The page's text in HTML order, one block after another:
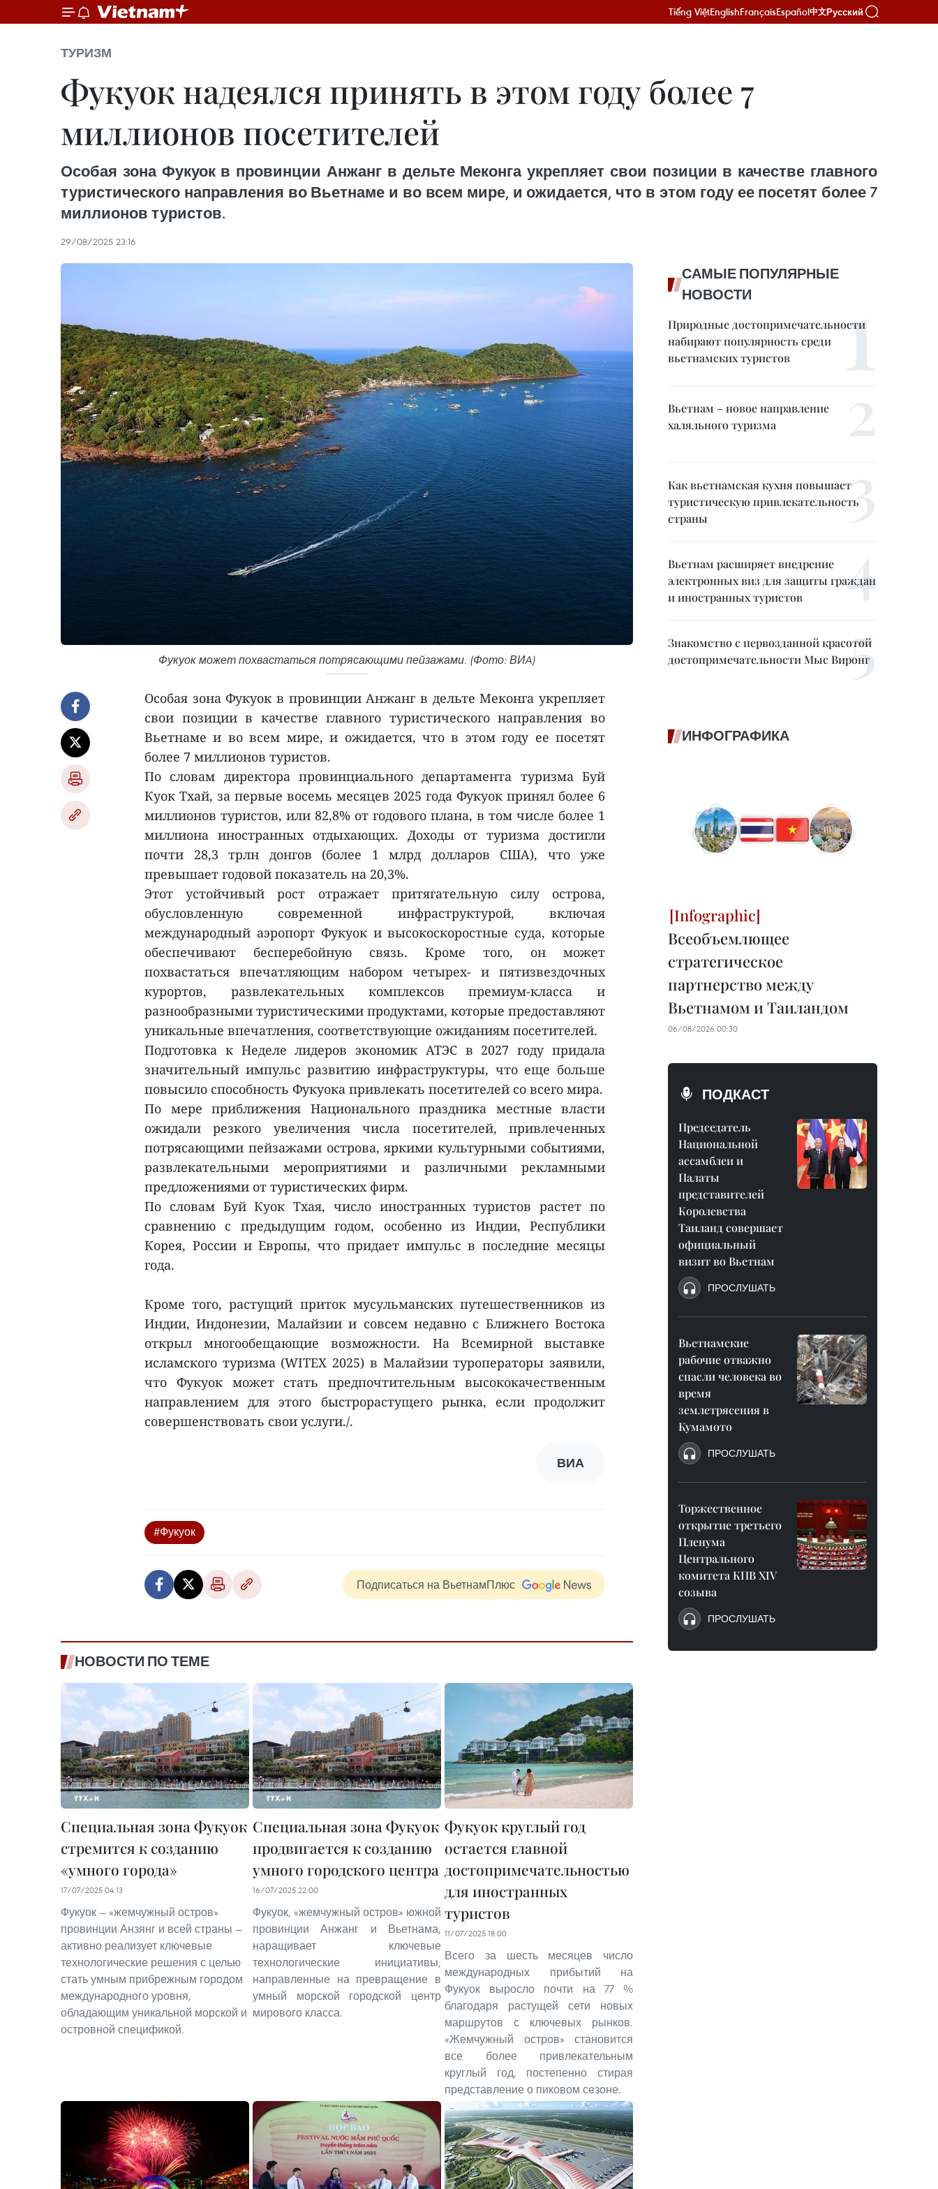
Tiếng ViệtEnglishFrançaisEspañol中文Русский
ТУРИЗМ
Фукуок надеялся принять в этом году более 7
миллионов посетителей
Особая зона Фукуок в провинции Анжанг в дельте Меконга укрепляет свои позиции в качестве главного
туристического направления во Вьетнаме и во всем мире, и ожидается, что в этом году ее посетят более 7
миллионов туристов.
29/08/2025 23:16
Фукуок может похвастаться потрясающими пейзажами. (Фото: ВИA)
Особая зона Фукуок в провинции Анжанг в дельте Меконга укрепляет
свои позиции в качестве главного туристического направления во
Вьетнаме и во всем мире, и ожидается, что в этом году ее посетят
более 7 миллионов туристов.
По словам директора провинциального департамента туризма Буй
Куок Тхай, за первые восемь месяцев 2025 года Фукуок принял более 6
миллионов туристов, или 82,8% от годового плана, в том числе более 1
миллиона иностранных отдыхающих. Доходы от туризма достигли
почти 28,3 трлн донгов (более 1 млрд долларов США), что уже
превышает годовой показатель на 20,3%.
Этот устойчивый рост отражает притягательную силу острова,
обусловленную современной инфраструктурой, включая
международный аэропорт Фукуок и высокоскоростные суда, которые
обеспечивают бесперебойную связь. Кроме того, он может
похвастаться впечатляющим набором четырех- и пятизвездочных
курортов, развлекательных комплексов премиум-класса и
разнообразными туристическими продуктами, которые предоставляют
уникальные впечатления, соответствующие ожиданиям посетителей.
Подготовка к Неделе лидеров экономик АТЭС в 2027 году придала
значительный импульс развитию инфраструктуры, что еще больше
повысило способность Фукуока привлекать посетителей со всего мира.
По мере приближения Национального праздника местные власти
ожидали резкого увеличения числа посетителей, привлеченных
потрясающими пейзажами острова, яркими культурными событиями,
развлекательными мероприятиями и различными рекламными
предложениями от туристических фирм.
По словам Буй Куок Тхая, число иностранных туристов растет по
сравнению с предыдущим годом, особенно из Индии, Республики
Корея, России и Европы, что придает импульс в последние месяцы
года.
Кроме того, растущий приток мусульманских путешественников из
Индии, Индонезии, Малайзии и совсем недавно с Ближнего Востока
открыл многообещающие возможности. На Всемирной выставке
исламского туризма (WITEX 2025) в Малайзии туроператоры заявили,
что Фукуок может стать предпочтительным высококачественным
направлением для этого быстрорастущего рынка, если продолжит
совершенствовать свои услуги./.
ВИА
#Фукуок
Подписаться на ВьетнамПлюс
НОВОСТИ ПО ТЕМЕ
Специальная зона Фукуок
стремится к созданию
«умного города»
17/07/2025 04:13
Фукуок — «жемчужный остров»
провинции Анзянг и всей страны —
активно реализует ключевые
технологические решения с целью
стать умным прибрежным городом
международного уровня,
обладающим уникальной морской и
островной спецификой.
Специальная зона Фукуок
продвигается к созданию
умного городского центра
16/07/2025 22:00
Фукуок, «жемчужный остров» южной
провинции Анжанг и Вьетнама,
наращивает ключевые
технологические инициативы,
направленные на превращение в
умный морской городской центр
мирового класса.
Фукуок круглый год
остается главной
достопримечательностью
для иностранных
туристов
11/07/2025 18:00
Всего за шесть месяцев число
международных прибытий на
Фукуок выросло почти на 77 %
благодаря растущей сети новых
маршрутов с ключевых рынков.
«Жемчужный остров» становится
все более привлекательным
круглый год, постепенно стирая
представление о пиковом сезоне.
САМЫЕ ПОПУЛЯРНЫЕ
НОВОСТИ
Природные достопримечательности
набирают популярность среди
вьетнамских туристов
Вьетнам – новое направление
халяльного туризма
Как вьетнамская кухня повышает
туристическую привлекательность
страны
Вьетнам расширяет внедрение
электронных виз для защиты граждан
и иностранных туристов
Знакомство с первозданной красотой
достопримечательности Мыс Виронг
ИНФОГРАФИКА
Всеобъемлющее
стратегическое
партнерство между
Вьетнамом и Таиландом
06/08/2026 00:30
ПОДКАСТ
Председатель
Национальной
ассамблеи и
Палаты
представителей
Королевства
Таиланд совершает
официальный
визит во Вьетнам
ПРОСЛУШАТЬ
Вьетнамские
рабочие отважно
спасли человека во
время
землетрясения в
Кумамото
ПРОСЛУШАТЬ
Торжественное
открытие третьего
Пленума
Центрального
комитета КПВ XIV
созыва
ПРОСЛУШАТЬ